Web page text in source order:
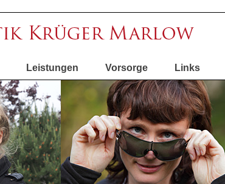
Leistungen Vorsorge Links